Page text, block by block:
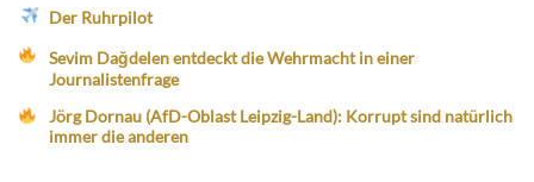
Der Ruhrpilot
Sevim Dağdelen entdeckt die Wehrmacht in einer
Journalistenfrage
Jörg Dornau (AfD-Oblast Leipzig-Land): Korrupt sind natürlich
immer die anderen